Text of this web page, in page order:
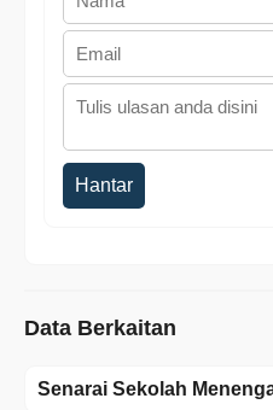
Hantar
Data Berkaitan
Senarai Sekolah